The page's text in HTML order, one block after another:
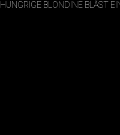
HUNGRIGE BLONDINE BLÄST